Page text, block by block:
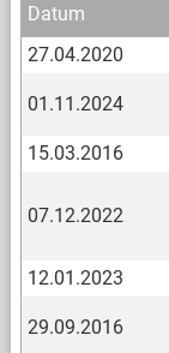
Datum
27.04.2020
01.11.2024
15.03.2016
07.12.2022
12.01.2023
29.09.2016